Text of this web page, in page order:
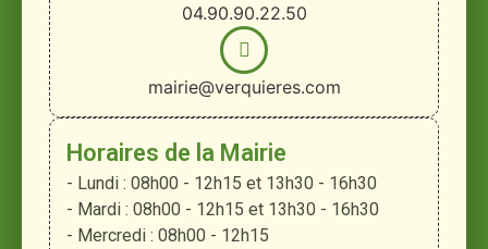
04.90.90.22.50
mairie@verquieres.com
Horaires de la Mairie
- Lundi : 08h00 - 12h15 et 13h30 - 16h30
- Mardi : 08h00 - 12h15 et 13h30 - 16h30
- Mercredi : 08h00 - 12h15